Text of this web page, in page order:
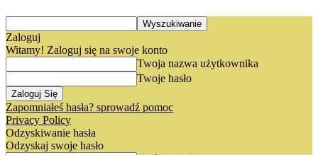
Zaloguj
Witamy! Zaloguj się na swoje konto
Twoja nazwa użytkownika
Twoje hasło
Zapomniałeś hasła? sprowadź pomoc
Privacy Policy
Odzyskiwanie hasła
Odzyskaj swoje hasło